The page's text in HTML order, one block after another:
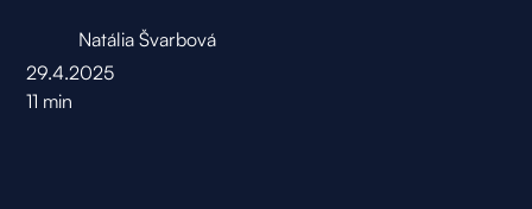
Natália Švarbová
29.4.2025
11 min